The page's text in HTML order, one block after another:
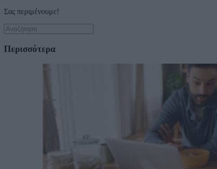
Σας περιμένουμε!
Περισσότερα